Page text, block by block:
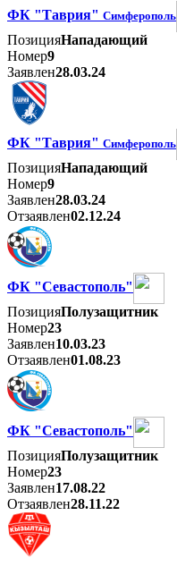
ФК "Таврия" Симферополь
ПозицияНападающий
Номер9
Заявлен28.03.24
ФК "Таврия" Симферополь
ПозицияНападающий
Номер9
Заявлен28.03.24
Отзаявлен02.12.24
ФК "Севастополь"
ПозицияПолузащитник
Номер23
Заявлен10.03.23
Отзаявлен01.08.23
ФК "Севастополь"
ПозицияПолузащитник
Номер23
Заявлен17.08.22
Отзаявлен28.11.22